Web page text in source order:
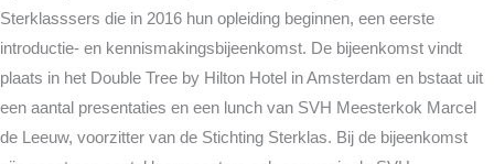
Sterklasssers die in 2016 hun opleiding beginnen, een eerste
introductie- en kennismakingsbijeenkomst. De bijeenkomst vindt
plaats in het Double Tree by Hilton Hotel in Amsterdam en bstaat uit
een aantal presentaties en een lunch van SVH Meesterkok Marcel
de Leeuw, voorzitter van de Stichting Sterklas. Bij de bijeenkomst